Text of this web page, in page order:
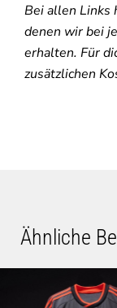
Bei allen Links
denen wir bei
erhalten. Für
zusätzlichen
Ähnliche